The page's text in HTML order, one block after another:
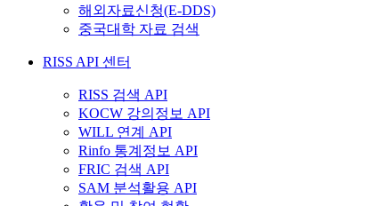
해외자료신청(E-DDS)
중국대학 자료 검색
RISS API 센터
RISS 검색 API
KOCW 강의정보 API
WILL 연계 API
Rinfo 통계정보 API
FRIC 검색 API
SAM 분석활용 API